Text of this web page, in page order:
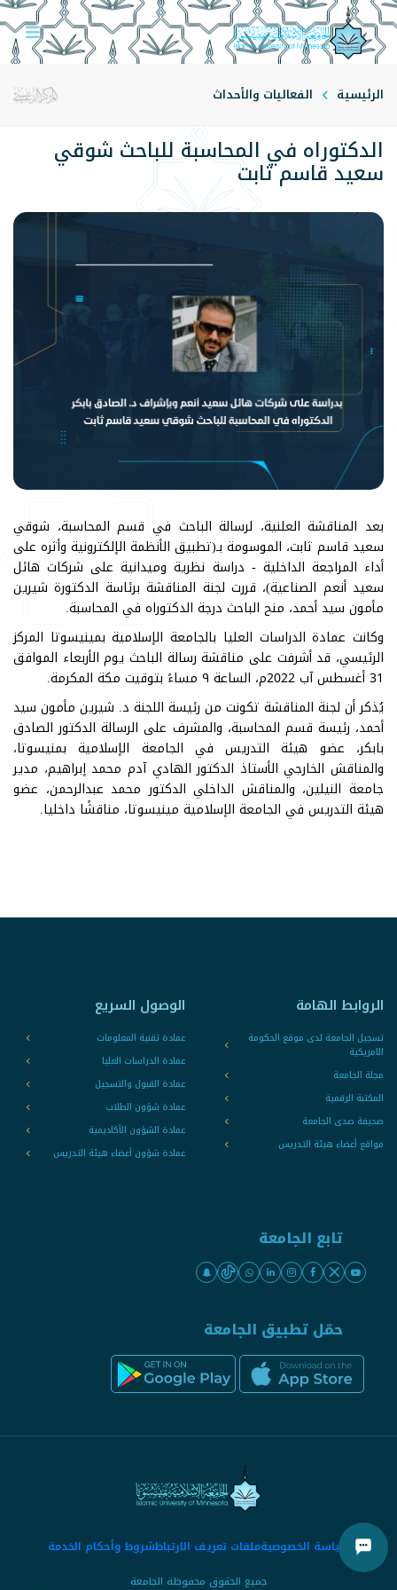
الرئيسية الفعاليات والأحداث
الدكتوراه في المحاسبة للباحث شوقي
سعيد قاسم ثابت
بعد المناقشة العلنية، لرسالة الباحث في قسم المحاسبة، شوقي
سعيد قاسم ثابت، الموسومة بـ(تطبيق الأنظمة الإلكترونية وأثره على
أداء المراجعة الداخلية - دراسة نظرية وميدانية على شركات هائل
سعيد أنعم الصناعية)، قررت لجنة المناقشة برئاسة الدكتورة شيرين
مأمون سيد أحمد، منح الباحث درجة الدكتوراه في المحاسبة.
وكانت عمادة الدراسات العليا بالجامعة الإسلامية بمينيسوتا المركز
الرئيسي، قد أشرفت على مناقشة رسالة الباحث يوم الأربعاء الموافق
31 أغسطس آب 2022م، الساعة ٩ مساءً بتوقيت مكة المكرمة.
يُذكر أن لجنة المناقشة تكونت من رئيسة اللجنة د. شيرين مأمون سيد
أحمد، رئيسة قسم المحاسبة، والمشرف على الرسالة الدكتور الصادق
بابكر، عضو هيئة التدريس في الجامعة الإسلامية بمنيسوتا،
والمناقش الخارجي الأستاذ الدكتور الهادي آدم محمد إبراهيم، مدير
جامعة النيلين، والمناقش الداخلي الدكتور محمد عبدالرحمن، عضو
هيئة التدريس في الجامعة الإسلامية مينيسوتا، مناقشًا داخليا.
الروابط الهامة
تسجيل الجامعة لدى موقع الحكومة
الامريكية
مجلة الجامعة
المكتبة الرقمية
صحيفة صدى الجامعة
مواقع أعضاء هيئة التدريس
الوصول السريع
عمادة تقنية المعلومات
عمادة الدراسات العليا
عمادة القبول والتسجيل
عمادة شؤون الطلاب
عمادة الشؤون الأكاديمية
عمادة شؤون أعضاء هيئة التدريس
تابع الجامعة
حمّل تطبيق الجامعة
سياسة الخصوصيةملفات تعريف الارتباطشروط وأحكام الخدمة
جميع الحقوق محفوظة الجامعة